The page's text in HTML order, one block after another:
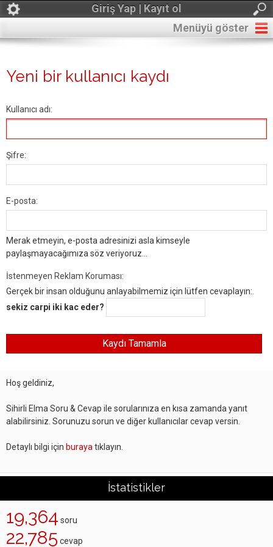
Giriş Yap | Kayıt ol
Menüyü göster
Yeni bir kullanıcı kaydı
Kullanıcı adı:
Şifre:
E-posta:
Merak etmeyin, e-posta adresinizi asla kimseyle
paylaşmayacağımıza söz veriyoruz...
İstenmeyen Reklam Koruması:
Gerçek bir insan olduğunu anlayabilmemiz için lütfen cevaplayın:.
sekiz carpi iki kac eder?
Hoş geldiniz,
Sihirli Elma Soru & Cevap ile sorularınıza en kısa zamanda yanıt
alabilirsiniz. Sorunuzu sorun ve diğer kullanıcılar cevap versin.
Detaylı bilgi için buraya tıklayın.
İstatistikler
19,364 soru
22,785 cevap